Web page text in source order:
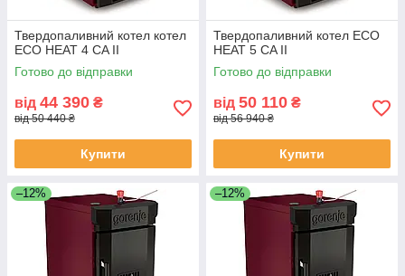
Твердопаливний котел котел
ECO HEAT 4 CA II
Готово до відправки
від 44 390 ₴
від 50 440 ₴
Купити
Твердопаливний котел ECO
HEAT 5 CA II
Готово до відправки
від 50 110 ₴
від 56 940 ₴
Купити
–12% –12%